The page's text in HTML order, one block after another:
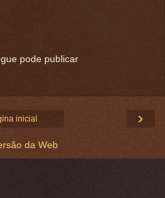
pode publicar
›
inicial
da Web